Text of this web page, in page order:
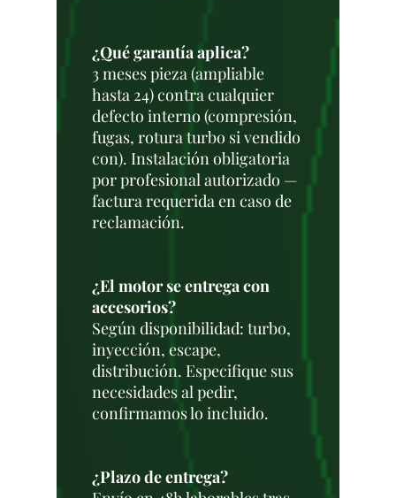
¿Qué garantía aplica?
3 meses pieza (ampliable
hasta 24) contra cualquier
defecto interno (compresión,
fugas, rotura turbo si vendido
con). Instalación obligatoria
por profesional autorizado —
factura requerida en caso de
reclamación.
¿El motor se entrega con
accesorios?
Según disponibilidad: turbo,
inyección, escape,
distribución. Especifique sus
necesidades al pedir,
confirmamos lo incluido.
¿Plazo de entrega?